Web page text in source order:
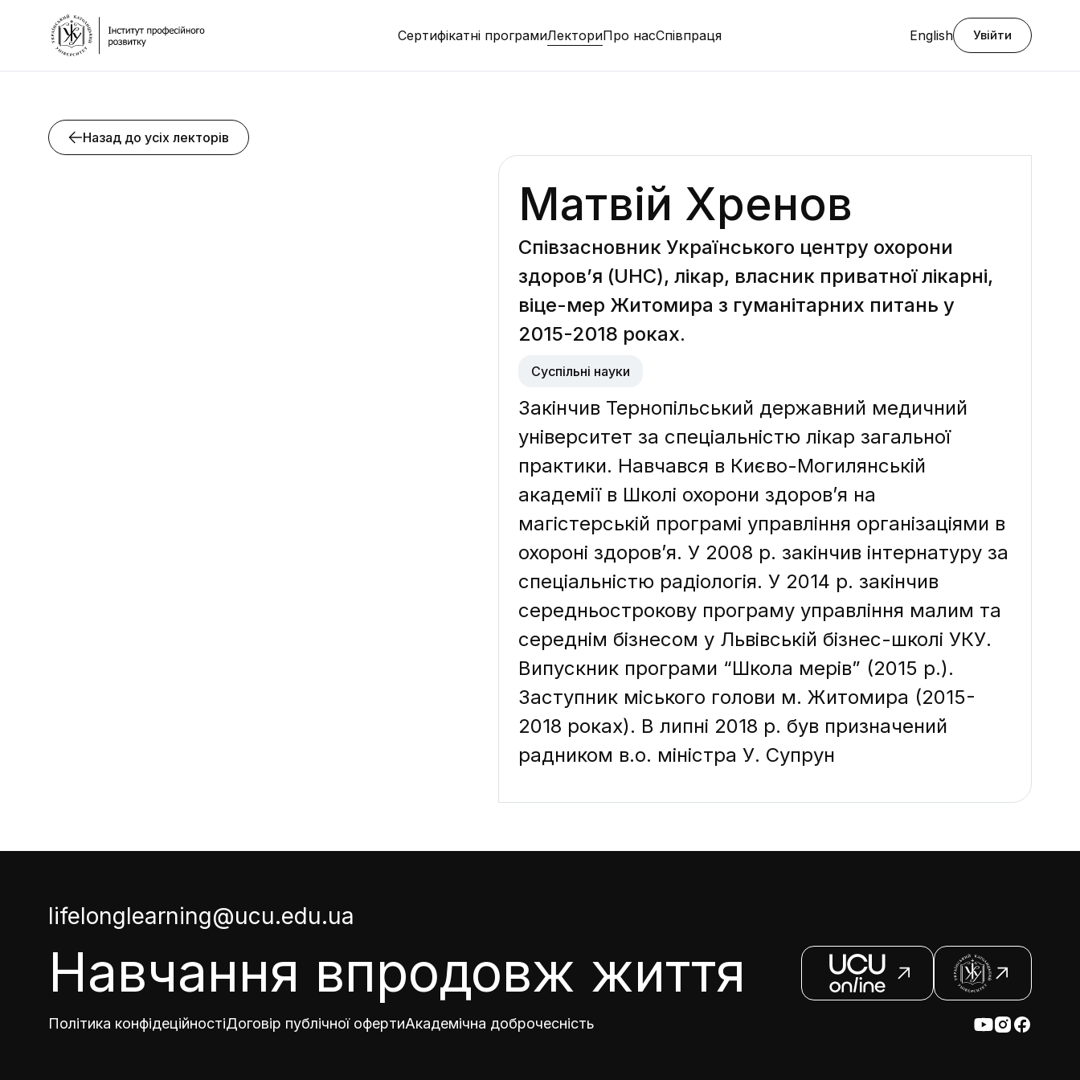
Сертифікатні програмиЛекториПро насСпівпраця English Увійти
Назад до усіх лекторів
Матвій Хренов
Співзасновник Українського центру охорони
здоров’я (UHC), лікар, власник приватної лікарні,
віце-мер Житомира з гуманітарних питань у
2015-2018 роках.
Суспільні науки
Закінчив Тернопільський державний медичний
університет за спеціальністю лікар загальної
практики. Навчався в Києво-Могилянській
академії в Школі охорони здоров’я на
магістерській програмі управління організаціями в
охороні здоров’я. У 2008 р. закінчив інтернатуру за
спеціальністю радіологія. У 2014 р. закінчив
середньострокову програму управління малим та
середнім бізнесом у Львівській бізнес-школі УКУ.
Випускник програми “Школа мерів” (2015 р.).
Заступник міського голови м. Житомира (2015-
2018 роках). В липні 2018 р. був призначений
радником в.о. міністра У. Супрун
lifelonglearning@ucu.edu.ua
Навчання впродовж життя
Політика конфідеційностіДоговір публічної офертиАкадемічна доброчесність